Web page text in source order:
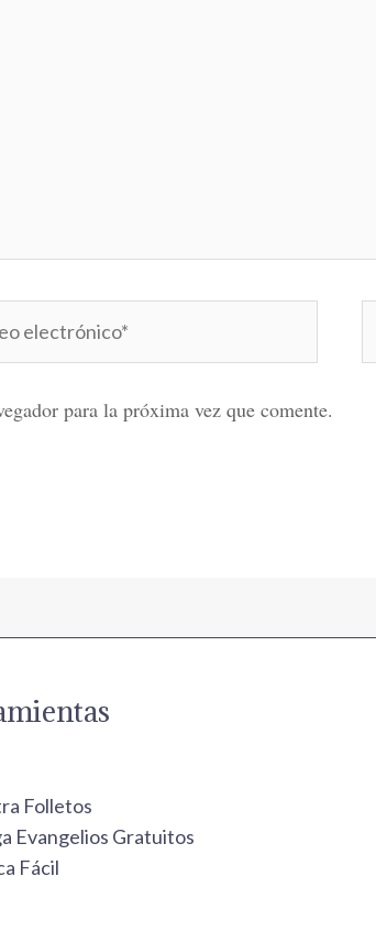
para la próxima vez que comente.
Folletos
Evangelios Gratuitos
Fácil